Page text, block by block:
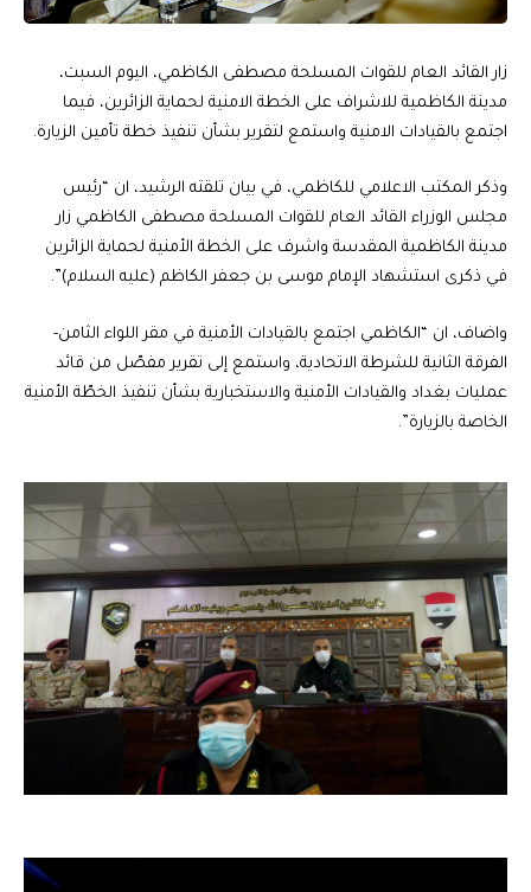
زار القائد العام للقوات المسلحة مصطفى الكاظمي، اليوم السبت،
مدينة الكاظمية للاشراف على الخطة الامنية لحماية الزائرين، فيما
اجتمع بالقيادات الامنية واستمع لتقرير بشأن تنفيذ خطة تأمين الزيارة.
وذكر المكتب الاعلامي للكاظمي، في بيان تلقته الرشيد، ان “رئيس
مجلس الوزراء القائد العام للقوات المسلحة مصطفى الكاظمي زار
مدينة الكاظمية المقدسة واشرف على الخطة الأمنية لحماية الزائرين
في ذكرى استشهاد الإمام موسى بن جعفر الكاظم (عليه السلام)”.
واضاف، ان “الكاظمي اجتمع بالقيادات الأمنية في مقر اللواء الثامن-
الفرقة الثانية للشرطة الاتحادية، واستمع إلى تقرير مفصّل من قائد
عمليات بغداد والقيادات الأمنية والاستخبارية بشأن تنفيذ الخطّة الأمنية
الخاصة بالزيارة”.